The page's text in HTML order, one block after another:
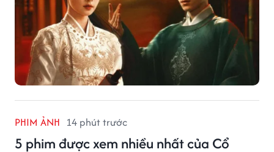
PHIM ẢNH 14 phút trước
5 phim được xem nhiều nhất của Cổ